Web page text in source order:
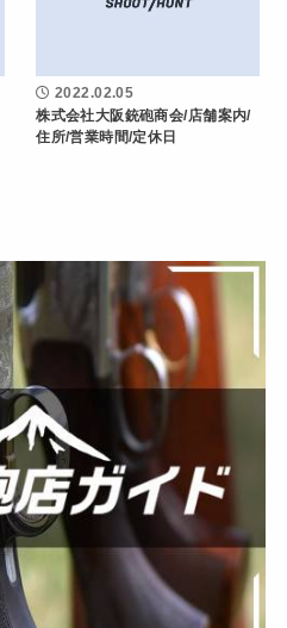
2022.02.05
株式会社大阪銃砲商会/店舗案内/
住所/営業時間/定休日